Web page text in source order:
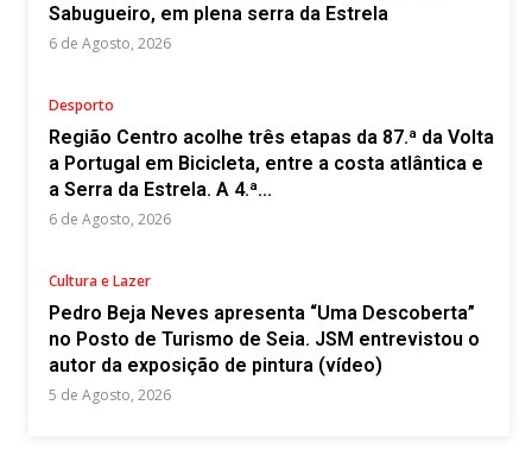
Sabugueiro, em plena serra da Estrela
6 de Agosto, 2026
Desporto
Região Centro acolhe três etapas da 87.ª da Volta
a Portugal em Bicicleta, entre a costa atlântica e
a Serra da Estrela. A 4.ª...
6 de Agosto, 2026
Cultura e Lazer
Pedro Beja Neves apresenta “Uma Descoberta”
no Posto de Turismo de Seia. JSM entrevistou o
autor da exposição de pintura (vídeo)
5 de Agosto, 2026